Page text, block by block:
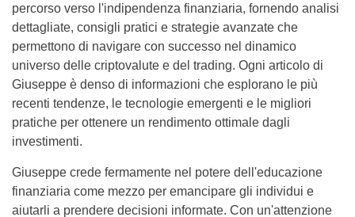
percorso verso l'indipendenza finanziaria, fornendo analisi
dettagliate, consigli pratici e strategie avanzate che
permettono di navigare con successo nel dinamico
universo delle criptovalute e del trading. Ogni articolo di
Giuseppe è denso di informazioni che esplorano le più
recenti tendenze, le tecnologie emergenti e le migliori
pratiche per ottenere un rendimento ottimale dagli
investimenti.
Giuseppe crede fermamente nel potere dell'educazione
finanziaria come mezzo per emancipare gli individui e
aiutarli a prendere decisioni informate. Con un'attenzione